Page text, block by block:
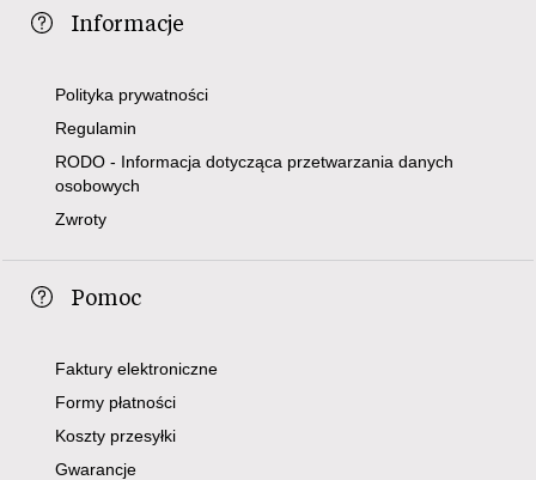
Informacje
Polityka prywatności
Regulamin
RODO - Informacja dotycząca przetwarzania danych
osobowych
Zwroty
Pomoc
Faktury elektroniczne
Formy płatności
Koszty przesyłki
Gwarancje